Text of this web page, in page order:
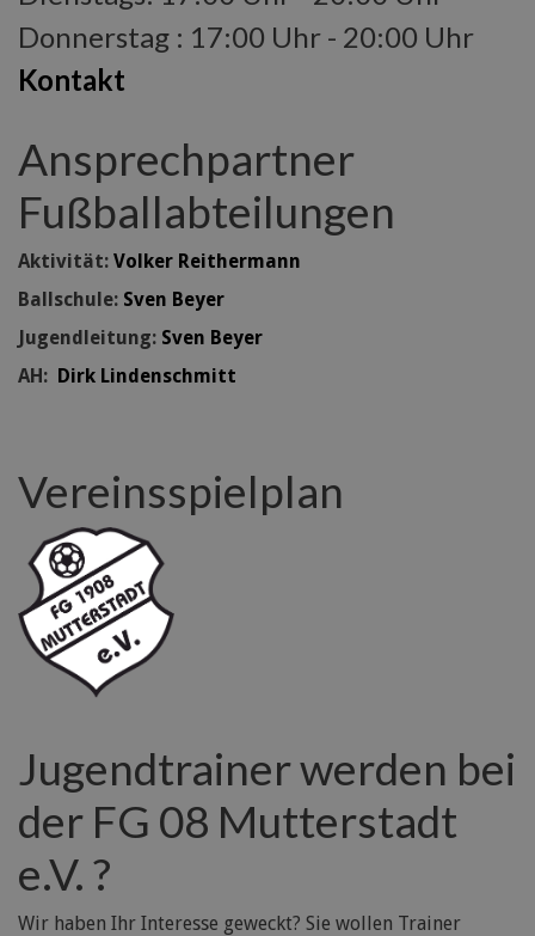
Donnerstag : 17:00 Uhr - 20:00 Uhr
Kontakt
Ansprechpartner
Fußballabteilungen
Aktivität: Volker Reithermann
Ballschule: Sven Beyer
Jugendleitung: Sven Beyer
AH: Dirk Lindenschmitt
Vereinsspielplan
Jugendtrainer werden bei
der FG 08 Mutterstadt
e.V. ?
Wir haben Ihr Interesse geweckt? Sie wollen Trainer